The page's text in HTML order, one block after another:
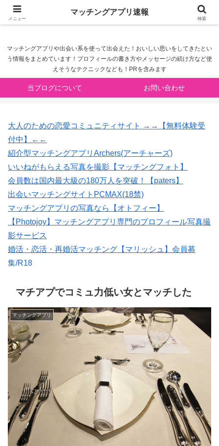
マッチングアプリ速報
マッチングアプリや出会い系を使って出会えた！おいしい思いをしてきたとい
う情報をまとめています！プロフィールの書き方やメッセージの続け方など使
えそうなテクニックなども！PRを含みます
当ブログについて お問い合わせ
大人のための恋愛コミュニティサイト →→【無料体験受
付中】←←
紹介型マッチングアプリArchers(アーチャーズ)
いいねがもらえる写真を撮影【マッチングフォト】
会員数は国内最大級の180万人を突破！【paters】
出会いマッチングサイトPCMAX(18禁)
マッチングアプリの写真なら【オトフィー】
【Photojoy】マッチングアプリ専門のプロフィール写真撮
影サービス
婚活・恋活・再婚活マッチング【マリッシュ】会員募
集/R18
★イククル無料登録（18禁）
マチアプでコミュ力低い女とマッチした
マッチングアプリ
メニュー
マッチングアプリ速報
検索